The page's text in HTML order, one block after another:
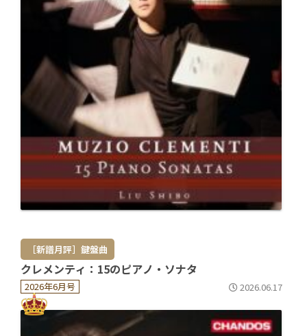
2026年6月号
［新譜月評］鍵盤曲
クレメンティ：15のピアノ・ソナタ
2026.06.17